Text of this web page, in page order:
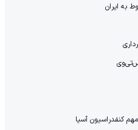
به ایران
کنفدراسیون آسیا